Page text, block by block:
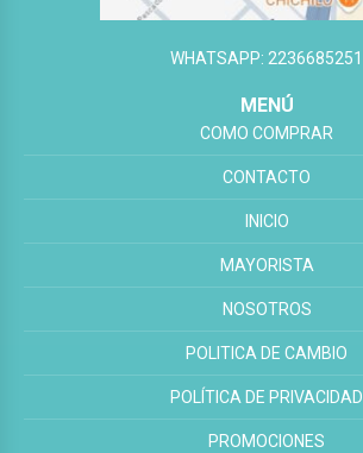
WHATSAPP: 2236685251
MENÚ
COMO COMPRAR
CONTACTO
INICIO
MAYORISTA
NOSOTROS
POLITICA DE CAMBIO
POLÍTICA DE PRIVACIDAD
PROMOCIONES